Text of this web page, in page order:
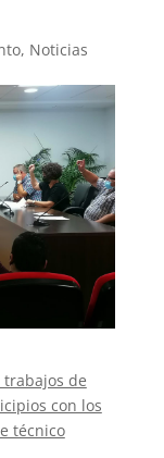
, Noticias
de
con los
técnico